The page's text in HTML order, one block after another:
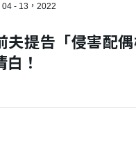
04 - 13，2022
夫提告「侵害配
！